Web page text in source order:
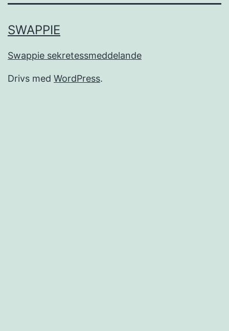
SWAPPIE
Swappie sekretessmeddelande
Drivs med WordPress.